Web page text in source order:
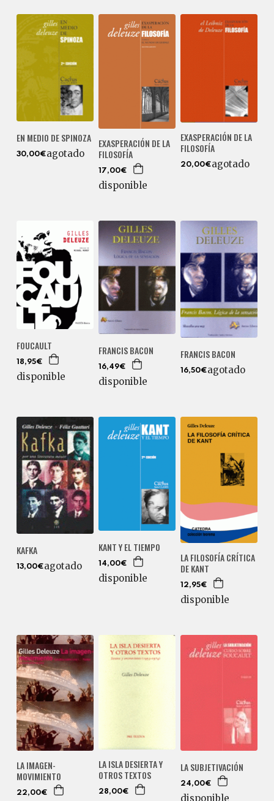
EN MEDIO DE SPINOZA
30,00€agotado
EXASPERACIÓN DE LA
FILOSOFÍA
17,00€
disponible
EXASPERACIÓN DE LA
FILOSOFÍA
20,00€agotado
FOUCAULT
18,95€
disponible
FRANCIS BACON
16,49€
disponible
FRANCIS BACON
16,50€agotado
KAFKA
13,00€agotado
KANT Y EL TIEMPO
14,00€
disponible
LA FILOSOFÍA CRÍTICA
DE KANT
12,95€
disponible
LA IMAGEN-
MOVIMIENTO
22,00€
LA ISLA DESIERTA Y
OTROS TEXTOS
28,00€
LA SUBJETIVACIÓN
24,00€
disponible